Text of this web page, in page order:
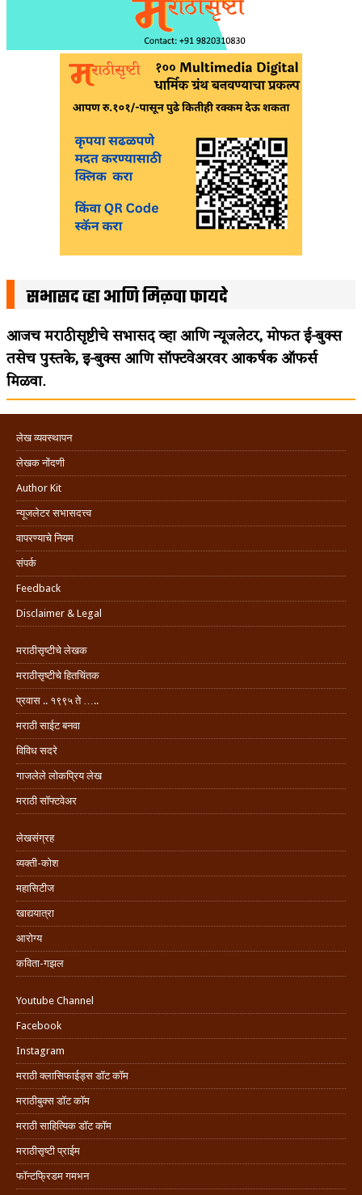
सभासद व्हा आणि मिळवा फायदे
आजच मराठीसृष्टीचे सभासद व्हा आणि न्यूजलेटर, मोफत ई-बुक्स
तसेच पुस्तके, इ-बुक्स आणि सॉफ्टवेअरवर आकर्षक ऑफर्स
मिळवा.
लेख व्यवस्थापन
लेखक नोंदणी
Author Kit
न्यूजलेटर सभासदत्त्व
वापरण्याचे नियम
संपर्क
Feedback
Disclaimer & Legal
मराठीसृष्टीचे लेखक
मराठीसृष्टीचे हितचिंतक
प्रवास .. १९९५ ते …..
मराठी साईट बनवा
विविध सदरे
गाजलेले लोकप्रिय लेख
मराठी सॉफ्टवेअर
लेखसंग्रह
व्यक्ती-कोश
महासिटीज
खाद्ययात्रा
आरोग्य
कविता-गझल
Youtube Channel
Facebook
Instagram
मराठी क्लासिफाईड्स डॉट कॉम
मराठीबुक्स डॉट कॉम
मराठी साहित्यिक डॉट कॉम
मराठीसृष्टी प्राईम
फॉन्टफ्रिडम गमभन